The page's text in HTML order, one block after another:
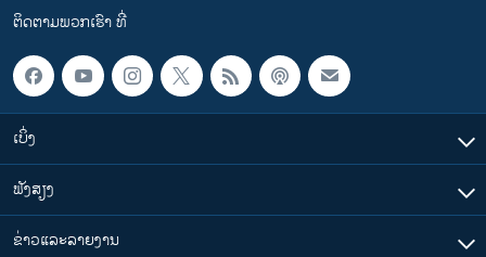
ຕິດຕາມພວກເຮົາ ທີ່
ເບິ່ງ
ຟັງສຽງ
ຂ່າວແລະລາຍງານ